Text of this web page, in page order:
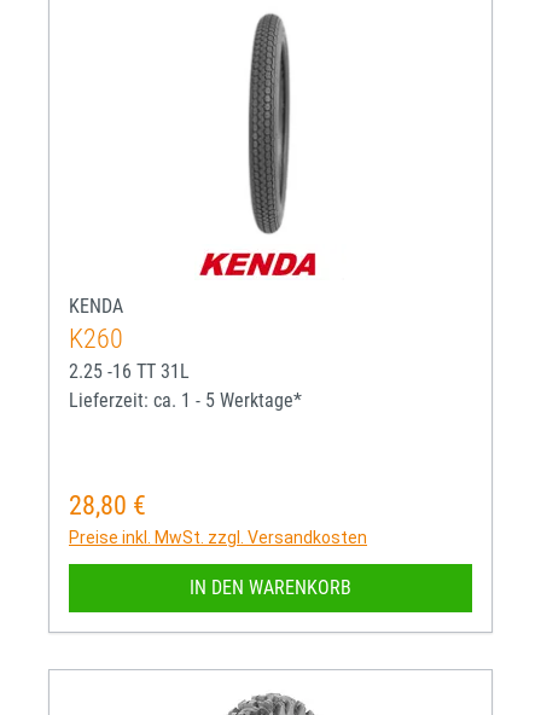
KENDA
K260
2.25 -16 TT 31L
Lieferzeit: ca. 1 - 5 Werktage*
Regulärer Preis:
28,80 €
Preise inkl. MwSt. zzgl. Versandkosten
IN DEN WARENKORB